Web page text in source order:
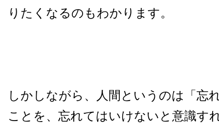
りたくなるのもわかります。
しかしながら、人間というのは「忘
ことを、忘れてはいけないと意識す